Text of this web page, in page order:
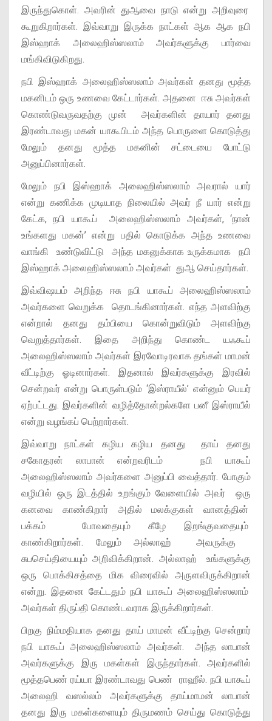
இருந்துகொள். அவரின் துஆவை நாடு என்று அறிவுரை
கூறுகிறார்கள். இவ்வாறு இருக்க நாட்கள் ஆக ஆக நபி
இஸ்ஹாக் அலைஹிஸ்ஸலாம் அவர்களுக்கு பார்வை
மங்கிவிடுகிறது.
நபி இஸ்ஹாக் அலைஹிஸ்ஸலாம் அவர்கள் தனது மூத்த
மகனிடம் ஒரு உணவை கேட்டார்கள். அதனை ஈசு அவர்கள்
கொண்டுவருவதற்கு முன் அவர்களின் தாயார் தனது
இரண்டாவது மகன் யாகூபிடம் அந்த பொருளை கொடுத்து
மேலும் தனது மூத்த மகனின் சட்டையை போட்டு
அனுப்பினார்கள்.
மேலும் நபி இஸ்ஹாக் அலைஹிஸ்ஸலாம் அவரால் யார்
என்று கணிக்க முடியாத நிலையில் அவர் நீ யார் என்று
கேட்க, நபி யாகூப் அலைஹிஸ்ஸலாம் அவர்கள், ‘நான்
உங்களது மகன்’ என்று பதில் கொடுக்க அந்த உணவை
வாங்கி உண்டுவிட்டு அந்த மகனுக்காக உருக்கமாக நபி
இஸ்ஹாக் அலைஹிஸ்ஸலாம் அவர்கள் துஆ செய்தார்கள்.
இவ்விஷயம் அறிந்த ஈசு நபி யாகூப் அலைஹிஸ்ஸலாம்
அவர்களை வெறுக்க தொடங்கினார்கள். எந்த அளவிற்கு
என்றால் தனது தம்பியை கொன்றுவிடும் அளவிற்கு
வெறுத்தார்கள். இதை அறிந்து கொண்ட யஃகூப்
அலைஹிஸ்ஸலாம் அவர்கள் இரவோடிரவாக தங்கள் மாமன்
வீட்டிற்கு ஓடினார்கள். இதனால் இவர்களுக்கு இரவில்
சென்றவர் என்று பொருள்படும் ‘இஸ்ராயீல்’ என்னும் பெயர்
ஏற்பட்டது. இவர்களின் வழித்தோன்றல்களே பனீ இஸ்ராயீல்
என்று வழங்கப் பெற்றார்கள்.
இவ்வாறு நாட்கள் கழிய கழிய தனது தாய் தனது
சகோதரன் லாபான் என்றவரிடம் நபி யாகூப்
அலைஹிஸ்ஸலாம் அவர்களை அனுப்பி வைத்தார். போகும்
வழியில் ஒரு இடத்தில் உறங்கும் வேளையில் அவர் ஒரு
கனவை காண்கிறார் அதில் மலக்குகள் வானத்தின்
பக்கம் போவதையும் கீழே இறங்குவதையும்
காண்கிறார்கள். மேலும் அல்லாஹ் அவருக்கு
சுபசெய்தியையும் அறிவிக்கிறான். அல்லாஹ் உங்களுக்கு
ஒரு பொக்கிசத்தை மிக விரைவில் அருளவிருக்கிறான்
என்று. இதனை கேட்டதும் நபி யாகூப் அலைஹிஸ்ஸலாம்
அவர்கள் திருப்தி கொண்டவராக இருக்கிறார்கள்.
பிறகு நிம்மதியாக தனது தாய் மாமன் வீட்டிற்கு சென்றார்
நபி யாகூப் அலைஹிஸ்ஸலாம் அவர்கள். அந்த லாபான்
அவர்களுக்கு இரு மகள்கள் இருந்தார்கள். அவர்களில்
மூத்தபெண் ரய்யா இரண்டாவது பெண் ராஹீல். நபி யாகூப்
அலைஹி வஸல்லம் அவர்களுக்கு தாய்மாமன் லாபான்
தனது இரு மகள்களையும் திருமணம் செய்து கொடுத்து